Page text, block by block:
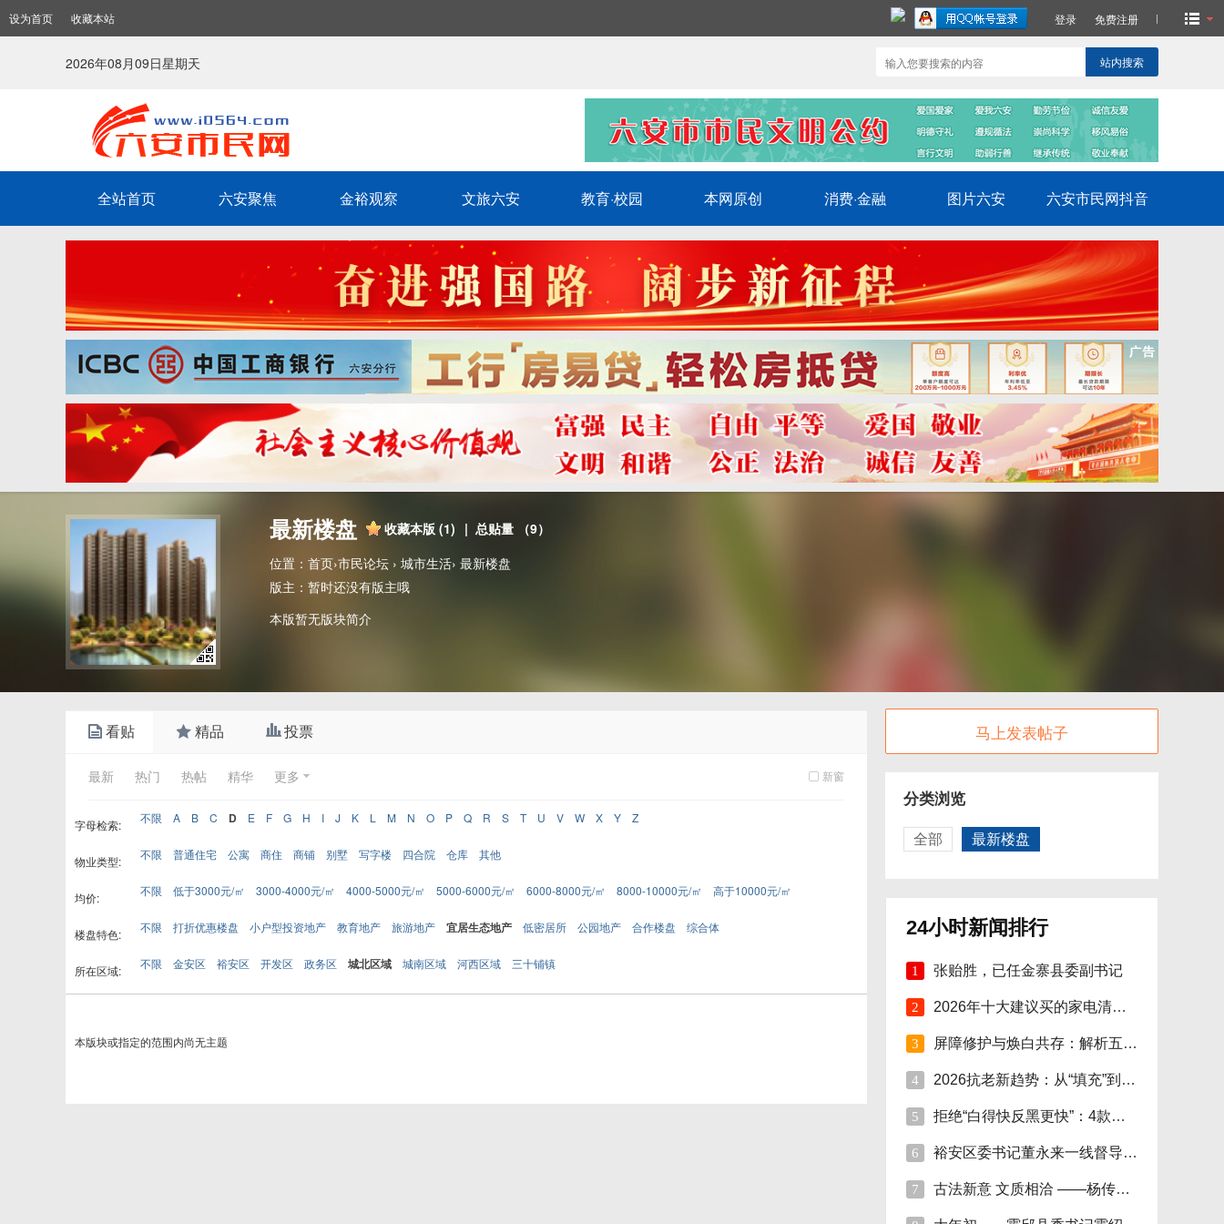
设为首页 收藏本站 登录 免费注册
2026年08月09日星期天 站内搜索
全站首页 六安聚焦 金裕观察 文旅六安 教育·校园 本网原创 消费·金融 图片六安 六安市民网抖音
最新楼盘 收藏本版 (1) | 总贴量 （9）
位置： 首页›市民论坛 › 城市生活› 最新楼盘
版主： 暂时还没有版主哦
本版暂无版块简介
看贴 精品 投票
新窗
最新 热门 热帖 精华 更多
字母检索: 不限 A B C D E F G H I J K L M N O P Q R S T U V W X Y Z
物业类型: 不限 普通住宅 公寓 商住 商铺 别墅 写字楼 四合院 仓库 其他
均价: 不限 低于3000元/㎡ 3000-4000元/㎡ 4000-5000元/㎡ 5000-6000元/㎡ 6000-8000元/㎡ 8000-10000元/㎡ 高于10000元/㎡
楼盘特色: 不限 打折优惠楼盘 小户型投资地产 教育地产 旅游地产 宜居生态地产 低密居所 公园地产 合作楼盘 综合体
所在区域: 不限 金安区 裕安区 开发区 政务区 城北区域 城南区域 河西区域 三十铺镇
本版块或指定的范围内尚无主题
马上发表帖子
分类浏览
全部 最新楼盘
24小时新闻排行
1 张贻胜，已任金寨县委副书记
2 2026年十大建议买的家电清单：精选智能家电
3 屏障修护与焕白共存：解析五大国际-本土面
4 2026抗老新趋势：从“填充”到“修护焕活”
5 拒绝“白得快反黑更快”：4款美白精华单品
6 裕安区委书记董永来一线督导烟花爆竹安全管
7 古法新意 文质相洽 ——杨传连先生篆书楹联